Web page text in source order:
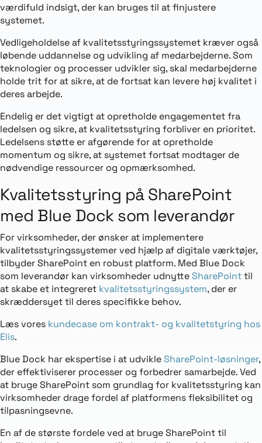
værdifuld indsigt, der kan bruges til at finjustere
systemet.
Vedligeholdelse af kvalitetsstyringssystemet kræver også
løbende uddannelse og udvikling af medarbejderne. Som
teknologier og processer udvikler sig, skal medarbejderne
holde trit for at sikre, at de fortsat kan levere høj kvalitet i
deres arbejde.
Endelig er det vigtigt at opretholde engagementet fra
ledelsen og sikre, at kvalitetsstyring forbliver en prioritet.
Ledelsens støtte er afgørende for at opretholde
momentum og sikre, at systemet fortsat modtager de
nødvendige ressourcer og opmærksomhed.
Kvalitetsstyring på SharePoint
med Blue Dock som leverandør
For virksomheder, der ønsker at implementere
kvalitetsstyringssystemer ved hjælp af digitale værktøjer,
tilbyder SharePoint en robust platform. Med Blue Dock
som leverandør kan virksomheder udnytteSharePointtil
at skabe et integreret kvalitetsstyringssystem, der er
skræddersyet til deres specifikke behov.
Læs vores kundecase om kontrakt- og kvalitetstyring hos
Elis.
Blue Dock har ekspertise i at udvikleSharePoint-løsninger,
der effektiviserer processer og forbedrer samarbejde. Ved
at bruge SharePoint som grundlag for kvalitetsstyring kan
virksomheder drage fordel af platformens fleksibilitet og
tilpasningsevne.
En af de største fordele ved at bruge SharePoint til